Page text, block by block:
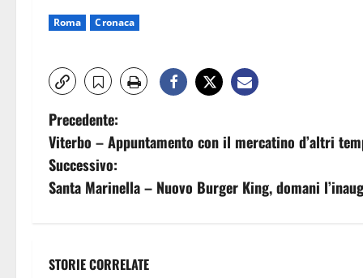
Roma Cronaca
N
a
v
g
Precedente:
Viterbo – Appuntamento con il mercatino d’altri
Successivo:
Santa Marinella – Nuovo Burger King, domani
STORIE CORRELATE